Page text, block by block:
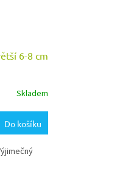
6-8 cm
Skladem
Do košíku